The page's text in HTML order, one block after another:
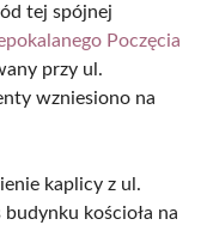
tej spójnej
Poczęcia
przy ul.
wzniesiono na
kaplicy z ul.
kościoła na